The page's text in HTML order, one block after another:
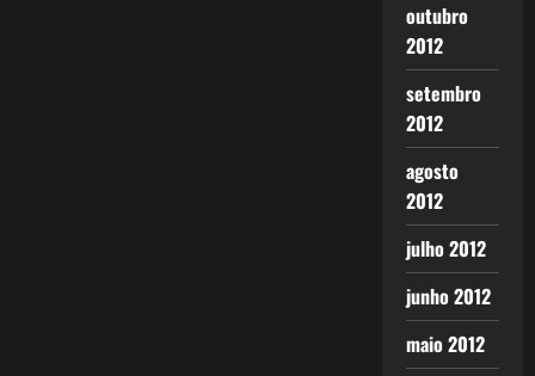
outubro
2012
setembro
2012
agosto
2012
julho 2012
junho 2012
maio 2012